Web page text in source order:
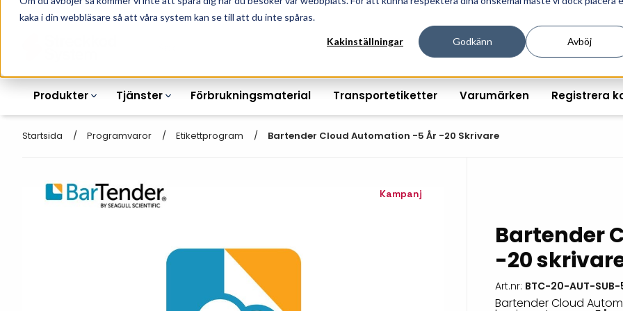
kaka i din webbläsare så att våra system kan se till att du inte spåras.
Kakinställningar Godkänn Avböj
010-162 61 90 Lösningar för professionell informationshantering och
Produkter
Etikettskrivare
Transportetiketter
Kvittorullar
Handhållna streckkodsläsare
Tillbehör streckkodsläsare
Tablets
Tjänster
Otryckta
Printshopen svartvita-
Order
streckkodsoriginal
Förbrukningsmaterial Transportetiketter Varumärken Registrera
Startsida Programvaror Etikettprogram Bartender Cloud Automation -5 År -20 Skrivare
Kampanj
Bartender
-20
Art.nr: BTC-20-AUT-SUB-
Bartender Cloud